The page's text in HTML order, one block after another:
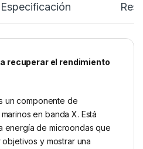
Especificación
recuperar el rendimiento
un componente de
en banda X. Está
energía de microondas que
y mostrar una